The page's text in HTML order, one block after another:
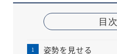
目次
姿勢を見せる